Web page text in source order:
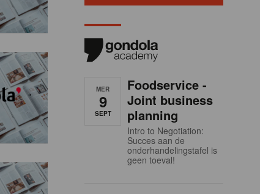
MER
9
SEPT
Foodservice -
Joint business
planning
Intro to Negotiation:
Succes aan de
onderhandelingstafel is
geen toeval!